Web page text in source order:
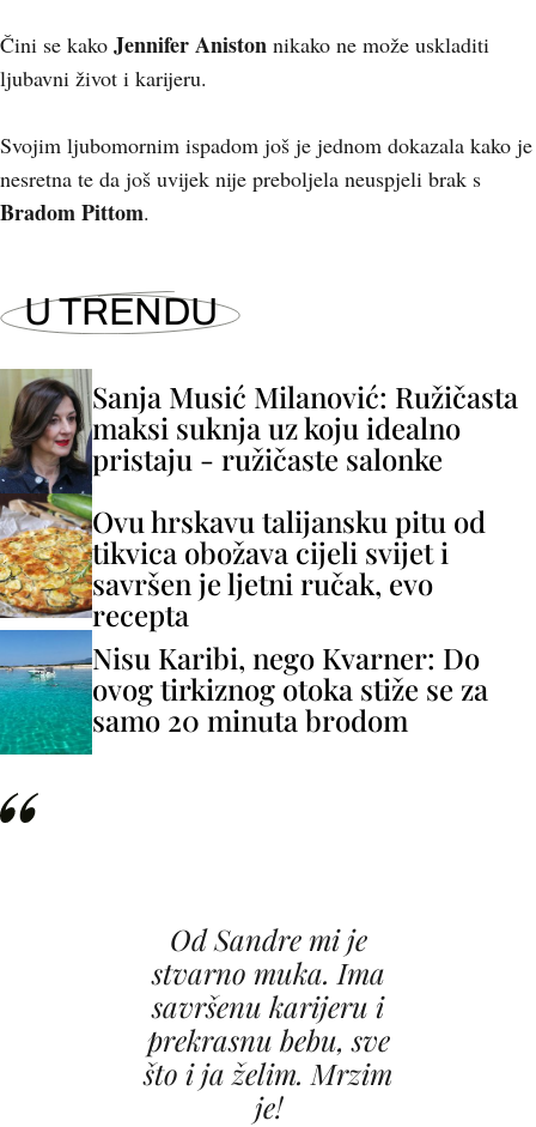
Čini se kako Jennifer Aniston nikako ne može uskladiti
ljubavni život i karijeru.
Svojim ljubomornim ispadom još je jednom dokazala kako je
nesretna te da još uvijek nije preboljela neuspjeli brak s
Bradom Pittom.
U TRENDU
Sanja Musić Milanović: Ružičasta
maksi suknja uz koju idealno
pristaju - ružičaste salonke
Ovu hrskavu talijansku pitu od
tikvica obožava cijeli svijet i
savršen je ljetni ručak, evo
recepta
Nisu Karibi, nego Kvarner: Do
ovog tirkiznog otoka stiže se za
samo 20 minuta brodom
Od Sandre mi je
stvarno muka. Ima
savršenu karijeru i
prekrasnu bebu, sve
što i ja želim. Mrzim
je!